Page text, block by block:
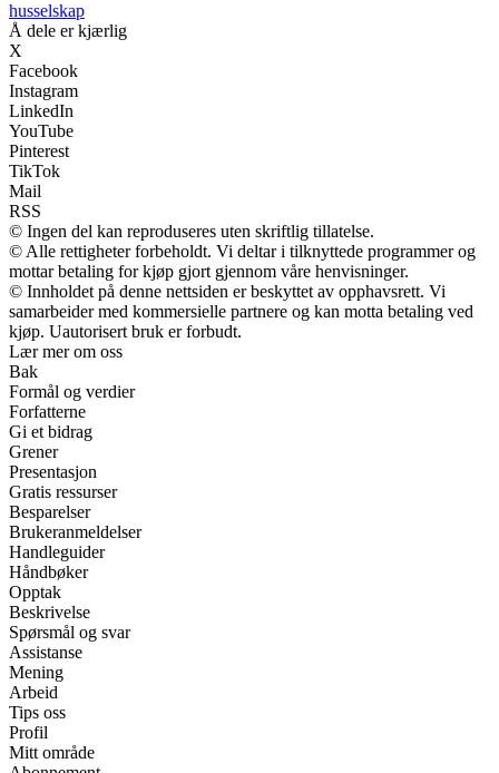
husselskap
Å dele er kjærlig
X
Facebook
Instagram
LinkedIn
YouTube
Pinterest
TikTok
Mail
RSS
© Ingen del kan reproduseres uten skriftlig tillatelse.
© Alle rettigheter forbeholdt. Vi deltar i tilknyttede programmer og
mottar betaling for kjøp gjort gjennom våre henvisninger.
© Innholdet på denne nettsiden er beskyttet av opphavsrett. Vi
samarbeider med kommersielle partnere og kan motta betaling ved
kjøp. Uautorisert bruk er forbudt.
Lær mer om oss
Bak
Formål og verdier
Forfatterne
Gi et bidrag
Grener
Presentasjon
Gratis ressurser
Besparelser
Brukeranmeldelser
Handleguider
Håndbøker
Opptak
Beskrivelse
Spørsmål og svar
Assistanse
Mening
Arbeid
Tips oss
Profil
Mitt område